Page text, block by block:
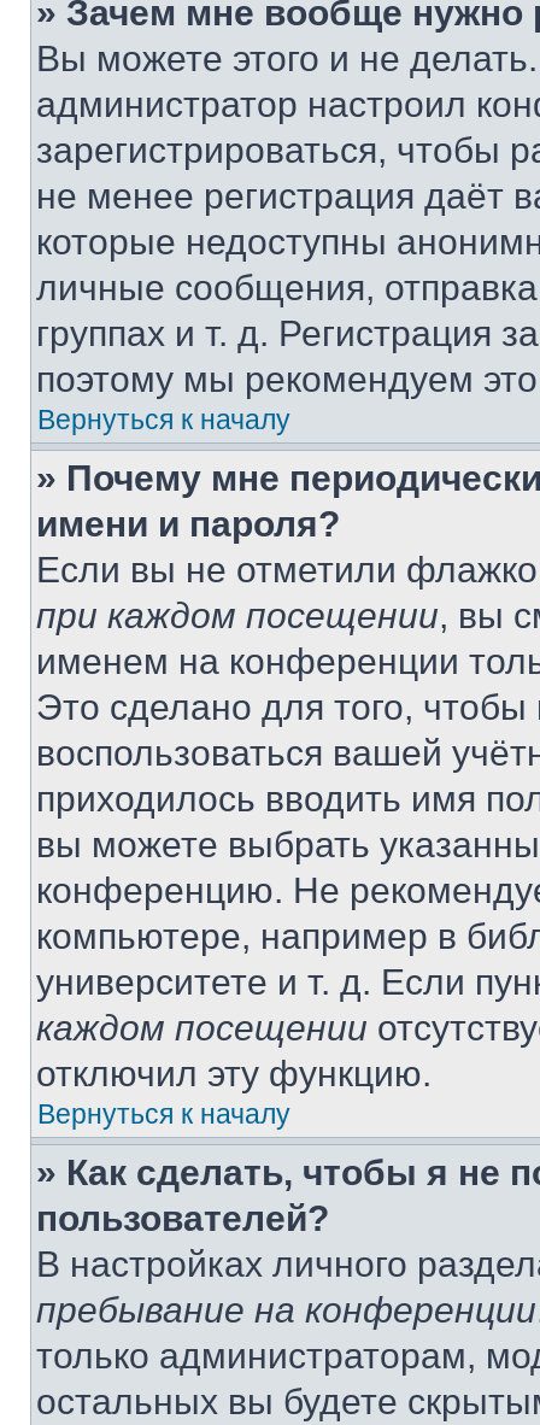
» Зачем мне вообще нужно
Вы можете этого и не
администратор настроил
зарегистрироваться, чтобы
не менее регистрация даёт
которые недоступны
личные сообщения,
группах и т. д. Регистрация
поэтому мы рекомендуем
Вернуться к началу
» Почему мне
имени и пароля?
Если вы не отметили
при каждом посещении, вы
именем на конференции
Это сделано для того, чтобы
воспользоваться вашей
приходилось вводить имя
вы можете выбрать
конференцию. Не
компьютере, например в
университете и т. д. Если
каждом посещении
отключил эту функцию.
Вернуться к началу
» Как сделать, чтобы я не
пользователей?
В настройках личного
пребывание на конференции
только администраторам,
остальных вы будете